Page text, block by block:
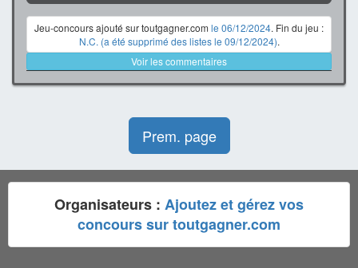
Jeu-concours ajouté sur toutgagner.com le 06/12/2024. Fin du jeu :
N.C. (a été supprimé des listes le 09/12/2024).
Voir les commentaires
Prem. page
Organisateurs : Ajoutez et gérez vos
concours sur toutgagner.com